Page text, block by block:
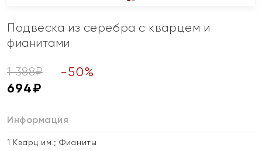
Подвеска из серебра с кварцем и
фианитами
1 388₽ -50%
694₽
Информация
1 Кварц им.; Фианиты